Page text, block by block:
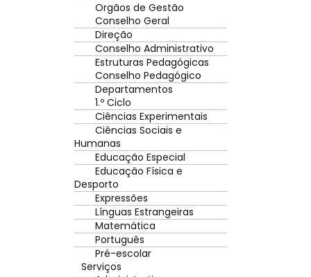
Orgãos de Gestão
Conselho Geral
Direção
Conselho Administrativo
Estruturas Pedagógicas
Conselho Pedagógico
Departamentos
1.º Ciclo
Ciências Experimentais
Ciências Sociais e
Humanas
Educação Especial
Educação Física e
Desporto
Expressões
Línguas Estrangeiras
Matemática
Português
Pré-escolar
Serviços